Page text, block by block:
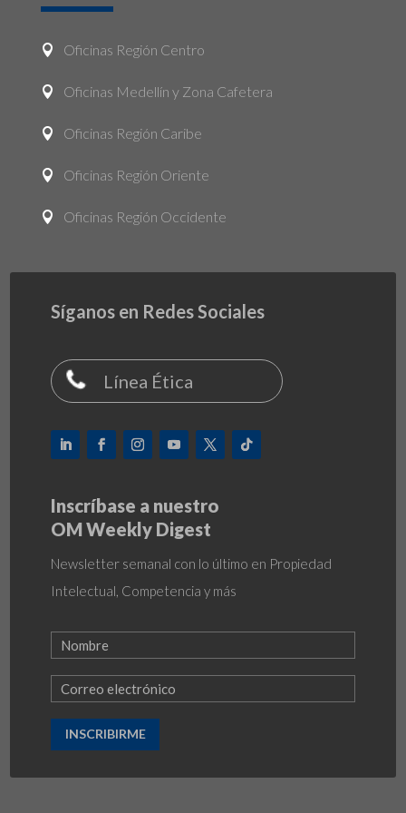
 Oficinas Región Centro
 Oficinas Medellín y Zona Cafetera
 Oficinas Región Caribe
 Oficinas Región Oriente
 Oficinas Región Occidente
Síganos en Redes Sociales
Línea Ética
Inscríbase a nuestro
OM Weekly Digest
Newsletter semanal con lo último en Propiedad
Intelectual, Competencia y más
INSCRIBIRME